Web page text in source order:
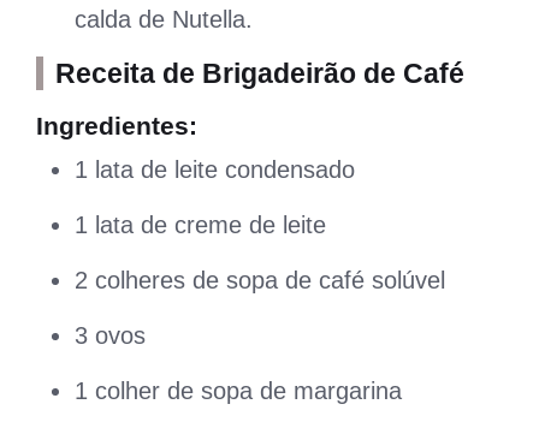
calda de Nutella.
Receita de Brigadeirão de Café
Ingredientes:
1 lata de leite condensado
1 lata de creme de leite
2 colheres de sopa de café solúvel
3 ovos
1 colher de sopa de margarina